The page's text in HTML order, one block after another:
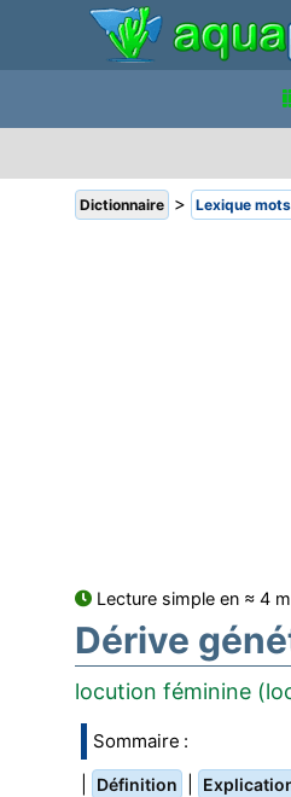
Dictionnaire > Lexique
Lecture simple en ≈ 4
Dérive
locution féminine
Sommaire :
Définition